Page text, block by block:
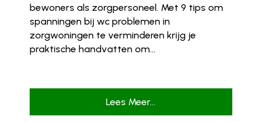
bewoners als zorgpersoneel. Met 9 tips om
spanningen bij wc problemen in
zorgwoningen te verminderen krijg je
praktische handvatten om...
Lees Meer...